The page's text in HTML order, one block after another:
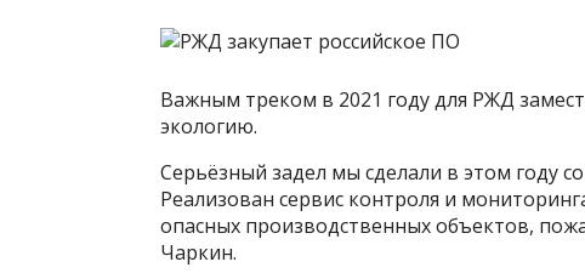
Важным треком в 2021 году для РЖД
экологию.
Серьёзный задел мы сделали в этом году
Реализован сервис контроля и
опасных производственных объектов,
Чаркин.